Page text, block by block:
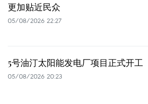
更加贴近民众
05/08/2026 22:27
5号油汀太阳能发电厂项目正式开工
05/08/2026 20:23